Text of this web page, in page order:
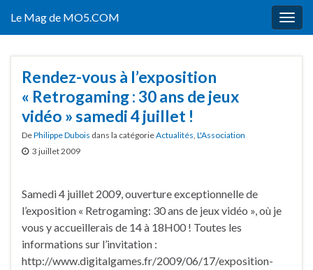
Le Mag de MO5.COM
Rendez-vous à l’exposition
« Retrogaming : 30 ans de jeux
vidéo » samedi 4 juillet !
DePhilippe Dubois dans la catégorieActualités, L'Association
3 juillet 2009
Samedi 4 juillet 2009, ouverture exceptionnelle de
l’exposition « Retrogaming: 30 ans de jeux vidéo », où je
vous y accueillerais de 14 à 18H00 ! Toutes les
informations sur l’invitation :
http://www.digitalgames.fr/2009/06/17/exposition-